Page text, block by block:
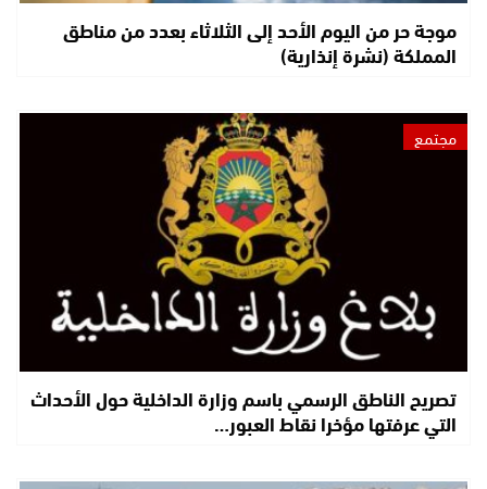
موجة حر من اليوم الأحد إلى الثلاثاء بعدد من مناطق
المملكة (نشرة إنذارية)
مجتمع
تصريح الناطق الرسمي باسم وزارة الداخلية حول الأحداث
التي عرفتها مؤخرا نقاط العبور…